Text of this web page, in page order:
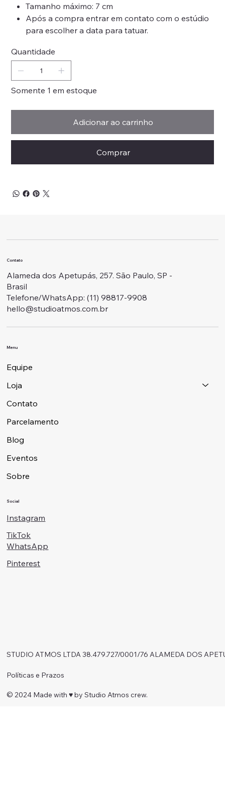
Tamanho máximo: 7 cm
Após a compra entrar em contato com o estúdio
para escolher a data para tatuar.
Quantidade
Somente 1 em estoque
Adicionar ao carrinho
Comprar
Contato
Alameda dos Apetupás, 257. São Paulo, SP -
Brasil
Telefone/WhatsApp: ‭(11) 98817-9908
hello@studioatmos.com.br
Menu
Equipe
Loja
Contato
Parcelamento
Blog
Eventos
Sobre
Social
Instagram
TikTok
WhatsApp
Pinterest
STUDIO ATMOS LTDA 38.479.727/0001/76 ALAMEDA DOS
Políticas e Prazos
© 2024 Made with ♥︎ by Studio Atmos crew.